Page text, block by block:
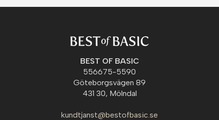
BEST OF BASIC
556675-5590
Göteborgsvägen 89
431 30, Mölndal
kundtjanst@bestofbasic.se